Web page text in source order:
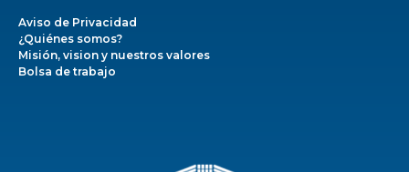
Aviso de Privacidad
¿Quiénes somos?
Misión, vision y nuestros valores
Bolsa de trabajo